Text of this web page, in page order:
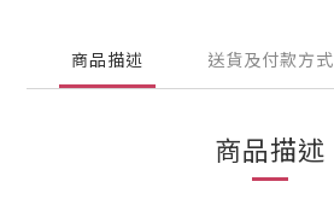
商品描述 送貨及付款方式
商品描述